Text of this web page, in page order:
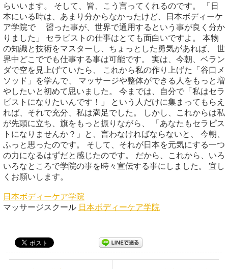
らいいます。 そして、皆、こう言ってくれるのです。 「日
本にいる時は、あまり分からなかったけど、日本ボディーケ
ア学院で 習った事が、世界で通用するという事が良く分か
りました」 セラピストの仕事はとても面白いですよ。 本物
の知識と技術をマスターし、ちょっとした勇気があれば、 世
界中どこででも仕事する事は可能です。 実は、今朝、ベラン
ダで空を見上げていたら、 これから私の作り上げた「谷口メ
ソッド」を学んで、 マッサージや整体ができる人をもっと増
やしたいと初めて思いました。 今までは、自分で「私はセラ
ピストになりたいんです！」 という人だけに集まってもらえ
れば、それで充分、私は満足でした。 しかし、これからは私
が先頭に立ち、旗をもっと振りながら、 「あなたもセラピス
トになりませんか？」と、言わなければならないと、 今朝、
ふっと思ったのです。 そして、それが日本を元気にする一つ
の力になるはずだと感じたのです。 だから、これから、いろ
いろなところで学院の事を時々宣伝する事にしました。 宜し
くお願いします。
日本ボディーケア学院
マッサージスクール 日本ボディーケア学院